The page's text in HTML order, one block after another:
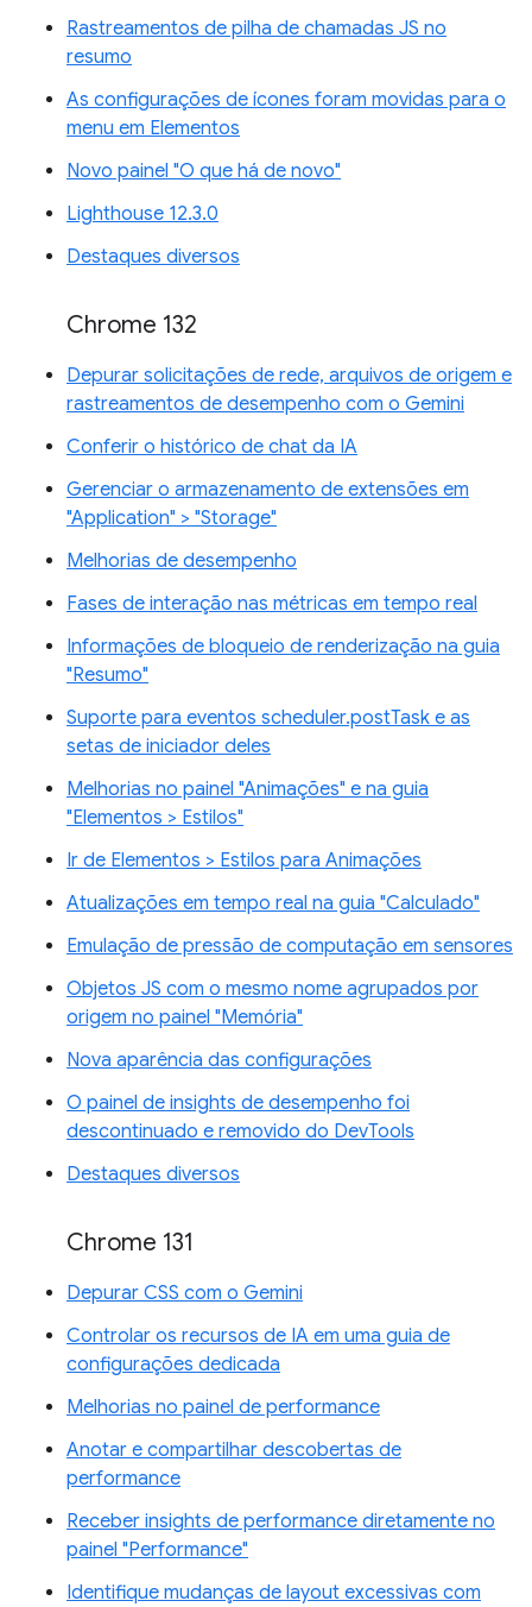
Rastreamentos de pilha de chamadas JS no
resumo
As configurações de ícones foram movidas para o
menu em Elementos
Novo painel "O que há de novo"
Lighthouse 12.3.0
Destaques diversos
Chrome 132
Depurar solicitações de rede, arquivos de origem e
rastreamentos de desempenho com o Gemini
Conferir o histórico de chat da IA
Gerenciar o armazenamento de extensões em
"Application" > "Storage"
Melhorias de desempenho
Fases de interação nas métricas em tempo real
Informações de bloqueio de renderização na guia
"Resumo"
Suporte para eventos scheduler.postTask e as
setas de iniciador deles
Melhorias no painel "Animações" e na guia
"Elementos > Estilos"
Ir de Elementos > Estilos para Animações
Atualizações em tempo real na guia "Calculado"
Emulação de pressão de computação em sensores
Objetos JS com o mesmo nome agrupados por
origem no painel "Memória"
Nova aparência das configurações
O painel de insights de desempenho foi
descontinuado e removido do DevTools
Destaques diversos
Chrome 131
Depurar CSS com o Gemini
Controlar os recursos de IA em uma guia de
configurações dedicada
Melhorias no painel de performance
Anotar e compartilhar descobertas de
performance
Receber insights de performance diretamente no
painel "Performance"
Identifique mudanças de layout excessivas com